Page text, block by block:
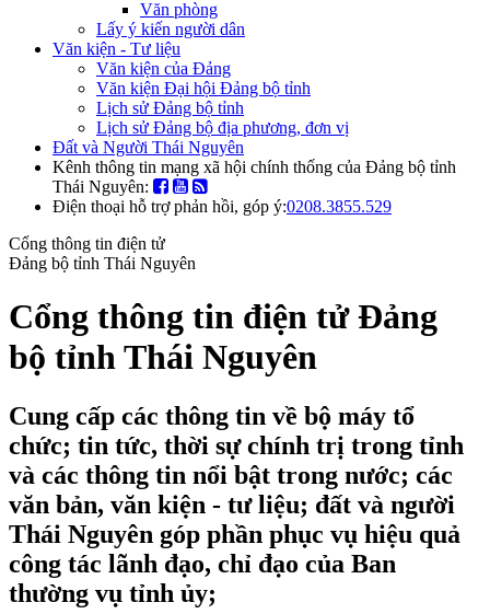
Văn phòng
Lấy ý kiến người dân
Văn kiện - Tư liệu
Văn kiện của Đảng
Văn kiện Đại hội Đảng bộ tỉnh
Lịch sử Đảng bộ tỉnh
Lịch sử Đảng bộ địa phương, đơn vị
Đất và Người Thái Nguyên
Kênh thông tin mạng xã hội chính thống của Đảng bộ tỉnh
Thái Nguyên:
Điện thoại hỗ trợ phản hồi, góp ý:0208.3855.529
Cổng thông tin điện tử
Đảng bộ tỉnh Thái Nguyên
Cổng thông tin điện tử Đảng
bộ tỉnh Thái Nguyên
Cung cấp các thông tin về bộ máy tổ
chức; tin tức, thời sự chính trị trong tỉnh
và các thông tin nổi bật trong nước; các
văn bản, văn kiện - tư liệu; đất và người
Thái Nguyên góp phần phục vụ hiệu quả
công tác lãnh đạo, chỉ đạo của Ban
thường vụ tỉnh ủy;